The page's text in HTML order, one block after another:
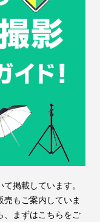
掲載しています。
もご案内していま
、まずはこちらをご